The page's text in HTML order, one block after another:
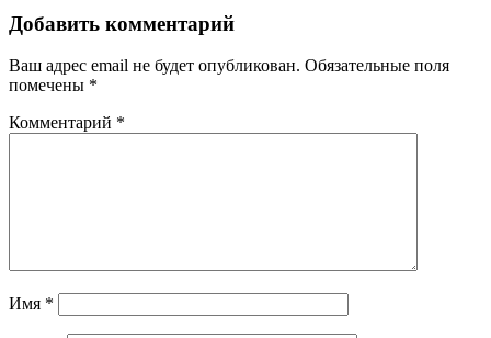
Добавить комментарий
Ваш адрес email не будет опубликован. Обязательные поля
помечены *
Комментарий *
Имя *